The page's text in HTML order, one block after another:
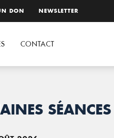
DON NEWSLETTER
CONTACT
SÉANCES